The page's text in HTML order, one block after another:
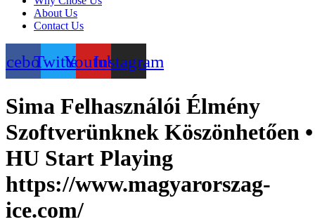
About Us
Contact Us
TwitterYoutubeInstagram
Sima Felhasználói Élmény
Szoftverünknek Köszönhetően •
HU Start Playing
https://www.magyarorszag-
ice.com/